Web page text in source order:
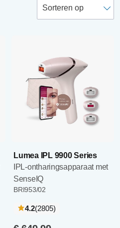
Lumea IPL 9900 Series
IPL-ontharingsapparaat met
SenseIQ
BRI953/02
4.2(2805recensies
)